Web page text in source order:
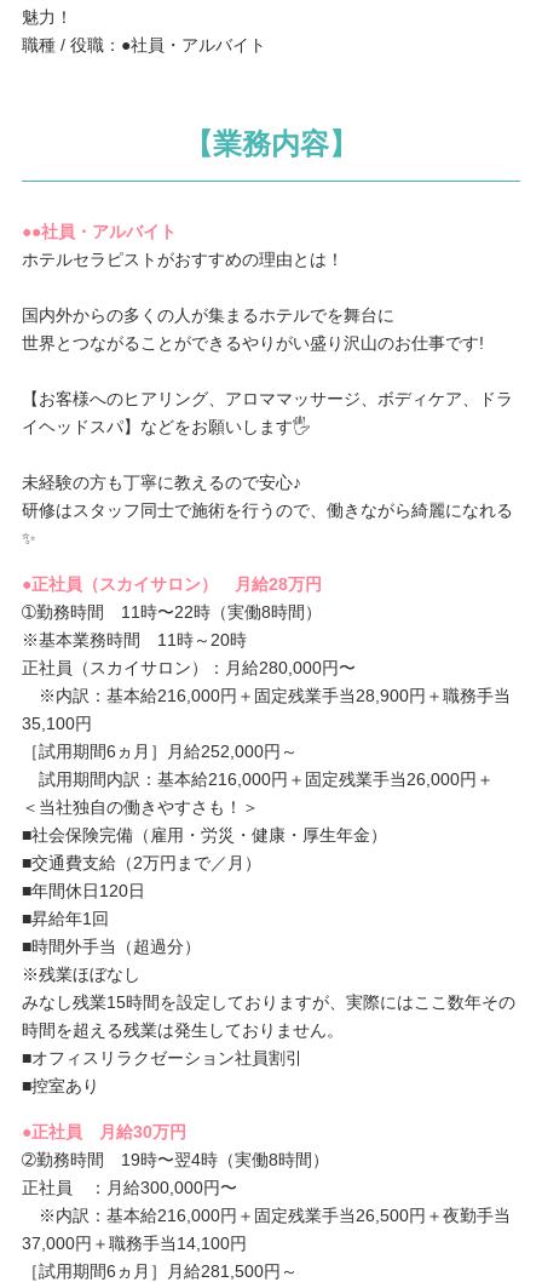
魅力！
職種 / 役職：●社員・アルバイト
【業務内容】
●●社員・アルバイト
ホテルセラピストがおすすめの理由とは！
国内外からの多くの人が集まるホテルでを舞台に
世界とつながることができるやりがい盛り沢山のお仕事です!
【お客様へのヒアリング、アロママッサージ、ボディケア、ドラ
イヘッドスパ】などをお願いします🖐
未経験の方も丁寧に教えるので安心♪
研修はスタッフ同士で施術を行うので、働きながら綺麗になれる
✨
●正社員（スカイサロン） 月給28万円
➀勤務時間 11時〜22時（実働8時間）
※基本業務時間 11時～20時
正社員（スカイサロン）：月給280,000円〜
※内訳：基本給216,000円＋固定残業手当28,900円＋職務手当
35,100円
［試用期間6ヵ月］月給252,000円～
試用期間内訳：基本給216,000円＋固定残業手当26,000円＋
＜当社独自の働きやすさも！＞
■社会保険完備（雇用・労災・健康・厚生年金）
■交通費支給（2万円まで／月）
■年間休日120日
■昇給年1回
■時間外手当（超過分）
※残業ほぼなし
みなし残業15時間を設定しておりますが、実際にはここ数年その
時間を超える残業は発生しておりません。
■オフィスリラクゼーション社員割引
■控室あり
●正社員 月給30万円
➁勤務時間 19時〜翌4時（実働8時間）
正社員 ：月給300,000円〜
※内訳：基本給216,000円＋固定残業手当26,500円＋夜勤手当
37,000円＋職務手当14,100円
［試用期間6ヵ月］月給281,500円～